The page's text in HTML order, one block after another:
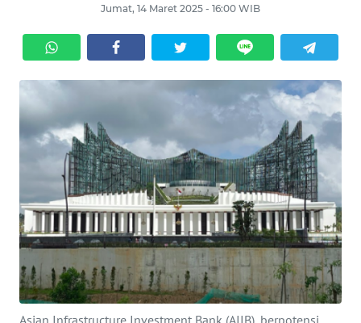
Jumat, 14 Maret 2025 - 16:00 WIB
Asian Infrastructure Investment Bank (AIIB), berpotensi
KRIMINAL
EKUIN
SAINS-TEKNO
KESEHATAN
INTERNASIONAL
SERBA-SERBI
PENDIDIKAN